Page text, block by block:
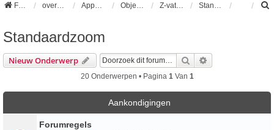
Forum
Standaardzoom
Nieuw Onderwerp Zoek
20 Onderwerpen • Pagina 1 Van 1
Aankondigingen
Forumregels